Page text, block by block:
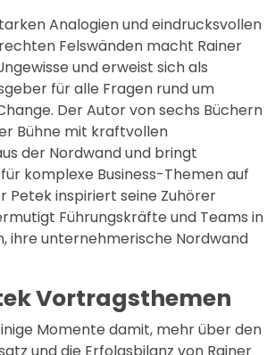
Analogien und eindrucksvollen
Felswänden macht Rainer
und erweist sich als
für alle Fragen rund um
Der Autor von sechs Büchern
Bühne mit kraftvollen
der Nordwand und bringt
komplexe Business-Themen auf
Petek inspiriert seine Zuhörer
Führungskräfte und Teams in
ihre unternehmerische Nordwand
Vortragsthemen
Momente damit, mehr über den